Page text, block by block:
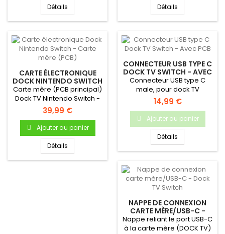
Détails Détails
CARTE ÉLECTRONIQUE
DOCK NINTENDO SWITCH
- CARTE MÈRE (PCB)
Carte mère (PCB principal)
Dock TV Nintendo Switch -
Produit neuf & original
39,99 €
Ajouter au panier
Détails
CONNECTEUR USB TYPE C
DOCK TV SWITCH - AVEC
PCB
Connecteur USB type C
male, pour dock TV
Nintendo Switch
14,99 €
Ajouter au panier
Détails
NAPPE DE CONNEXION
CARTE MÈRE/USB-C -
DOCK TV SWITCH
Nappe reliant le port USB-C
à la carte mère (DOCK TV)